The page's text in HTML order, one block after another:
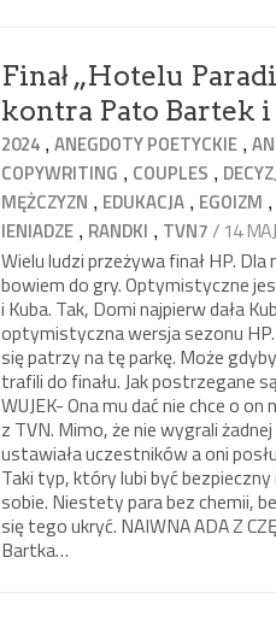
Finał „Hotelu
kontra Pato Bartek
2024 ,ANEGDOTY POETYCKIE ,
COPYWRITING , COUPLES ,
MĘŻCZYZN , EDUKACJA , EGOIZM ,
IENIADZE , RANDKI , TVN7/ 14
Wielu ludzi przeżywa finał HP.
bowiem do gry. Optymistyczne
i Kuba. Tak, Domi najpierw dała
optymistyczna wersja sezonu HP.
się patrzy na tę parkę. Może
trafili do finału. Jak postrzegane są
WUJEK- Ona mu dać nie chce o
z TVN. Mimo, że nie wygrali
ustawiała uczestników a oni
Taki typ, który lubi być
sobie. Niestety para bez chemii,
się tego ukryć. NAIWNA ADA Z
Bartka…